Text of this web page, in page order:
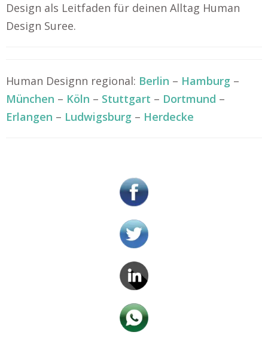
Design als Leitfaden für deinen Alltag Human
Design Suree.
Human Designn regional: Berlin – Hamburg –
München – Köln – Stuttgart – Dortmund –
Erlangen – Ludwigsburg – Herdecke